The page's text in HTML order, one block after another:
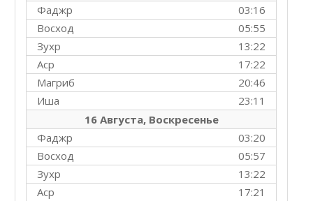
03:16
Фаджр
05:55
Восход
13:22
Зухр
17:22
Аср
20:46
Магриб
23:11
Иша
16 Августа, Воскресенье
03:20
Фаджр
05:57
Восход
13:22
Зухр
17:21
Аср